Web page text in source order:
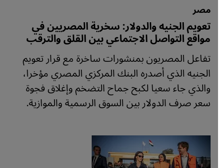
مصر
تعويم الجنيه والدولار: سخرية المصريين في
مواقع التواصل الاجتماعي بين القلق والترقب
تفاعل المصريون بمنشورات ساخرة مع قرار تعويم
الجنيه الذي أصدره البنك المركزي المصري مؤخرا،
والذي جاء سعيا لكبح جماح التضخم وإغلاق فجوة
سعر صرف الدولار بين السوق الرسمية والموازية.